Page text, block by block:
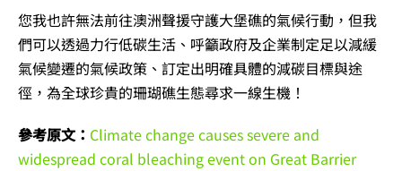
您我也許無法前往澳洲聲援守護大堡礁的氣候行動，但我
們可以透過力行低碳生活、呼籲政府及企業制定足以減緩
氣候變遷的氣候政策、訂定出明確具體的減碳目標與途
徑，為全球珍貴的珊瑚礁生態尋求一線生機！
參考原文： Climate change causes severe and
widespread coral bleaching event on Great Barrier